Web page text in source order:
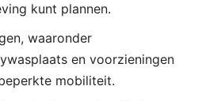
kunt plannen.
waaronder
en voorzieningen
mobiliteit.